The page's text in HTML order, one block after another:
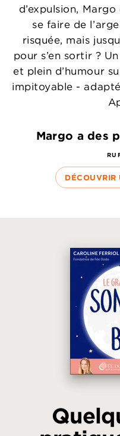
d’expulsion,
se faire de
risquée, mais
pour s’en sortir ?
et plein d’humour
impitoyable -
Margo a des